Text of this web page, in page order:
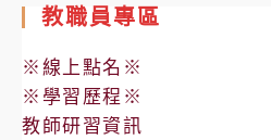
教職員專區
※線上點名※
※學習歷程※
教師研習資訊